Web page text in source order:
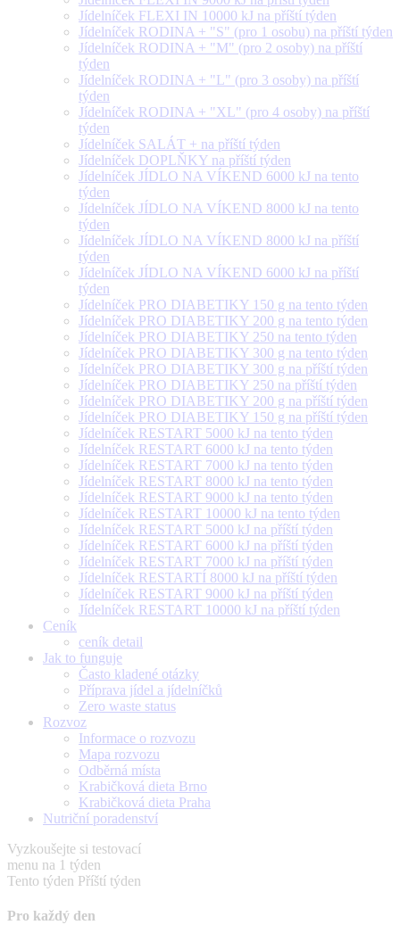
Jídelníček FLEXI IN 10000 kJ na příští týden
Jídelníček RODINA + "S" (pro 1 osobu) na příští týden
Jídelníček RODINA + "M" (pro 2 osoby) na příští
týden
Jídelníček RODINA + "L" (pro 3 osoby) na příští
týden
Jídelníček RODINA + "XL" (pro 4 osoby) na příští
týden
Jídelníček SALÁT + na příští týden
Jídelníček DOPLŇKY na příští týden
Jídelníček JÍDLO NA VÍKEND 6000 kJ na tento
týden
Jídelníček JÍDLO NA VÍKEND 8000 kJ na tento
týden
Jídelníček JÍDLO NA VÍKEND 8000 kJ na příští
týden
Jídelníček JÍDLO NA VÍKEND 6000 kJ na příští
týden
Jídelníček PRO DIABETIKY 150 g na tento týden
Jídelníček PRO DIABETIKY 200 g na tento týden
Jídelníček PRO DIABETIKY 250 na tento týden
Jídelníček PRO DIABETIKY 300 g na tento týden
Jídelníček PRO DIABETIKY 300 g na příští týden
Jídelníček PRO DIABETIKY 250 na příští týden
Jídelníček PRO DIABETIKY 200 g na příští týden
Jídelníček PRO DIABETIKY 150 g na příští týden
Jídelníček RESTART 5000 kJ na tento týden
Jídelníček RESTART 6000 kJ na tento týden
Jídelníček RESTART 7000 kJ na tento týden
Jídelníček RESTART 8000 kJ na tento týden
Jídelníček RESTART 9000 kJ na tento týden
Jídelníček RESTART 10000 kJ na tento týden
Jídelníček RESTART 5000 kJ na příští týden
Jídelníček RESTART 6000 kJ na příští týden
Jídelníček RESTART 7000 kJ na příští týden
Jídelníček RESTARTÍ 8000 kJ na příští týden
Jídelníček RESTART 9000 kJ na příští týden
Jídelníček RESTART 10000 kJ na příští týden
Ceník
ceník detail
Jak to funguje
Často kladené otázky
Příprava jídel a jídelníčků
Zero waste status
Rozvoz
Informace o rozvozu
Mapa rozvozu
Odběrná místa
Krabičková dieta Brno
Krabičková dieta Praha
Nutriční poradenství
Vyzkoušejte si testovací
menu na 1 týden
Tento týden Příští týden
Pro každý den